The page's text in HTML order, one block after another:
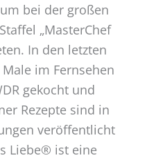
bei der großen
„MasterChef
In den letzten
im Fernsehen
gekocht und
Rezepte sind in
veröffentlicht
Liebe® ist eine